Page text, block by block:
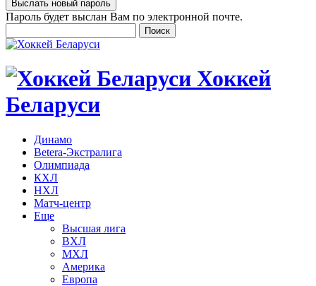
Пароль будет выслан Вам по электронной почте.
Хоккей
Беларуси
Динамо
Betera-Экстралига
Олимпиада
КХЛ
НХЛ
Матч-центр
Еще
Высшая лига
ВХЛ
МХЛ
Америка
Европа